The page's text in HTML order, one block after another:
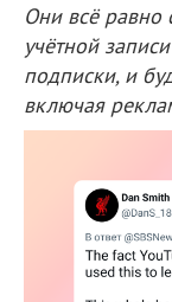
Они всё равно
учётной
подписки, и
включая